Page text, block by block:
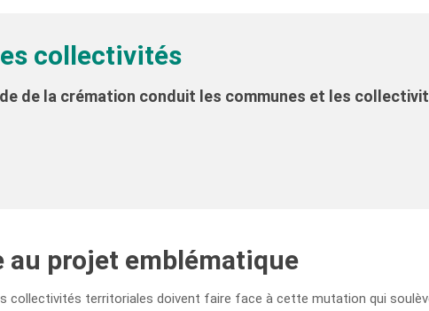
collectivités
de la crémation conduit les communes et les
au projet emblématique
collectivités territoriales doivent faire face à cette mutation qui